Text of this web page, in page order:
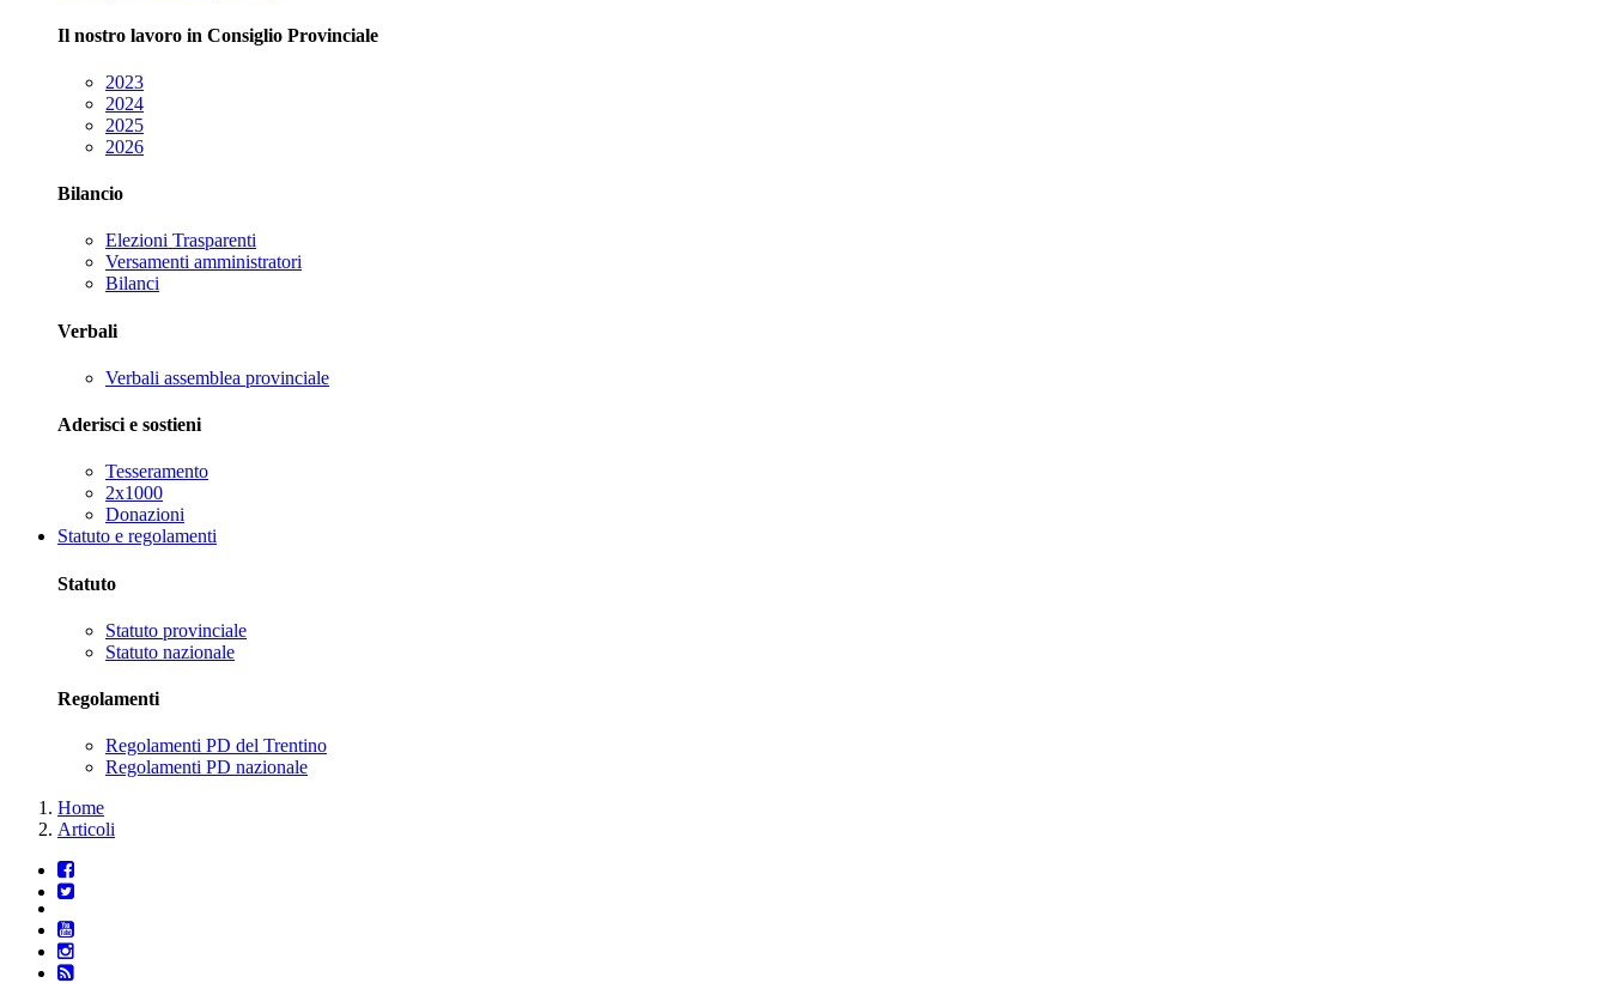
Il nostro lavoro in Consiglio Provinciale
2023
2024
2025
2026
Bilancio
Elezioni Trasparenti
Versamenti amministratori
Bilanci
Verbali
Verbali assemblea provinciale
Aderisci e sostieni
Tesseramento
2x1000
Donazioni
Statuto e regolamenti
Statuto
Statuto provinciale
Statuto nazionale
Regolamenti
Regolamenti PD del Trentino
Regolamenti PD nazionale
Home
Articoli